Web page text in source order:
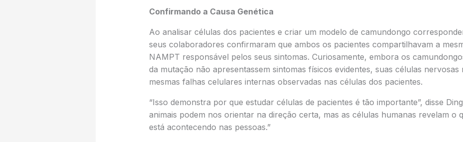
Confirmando a Causa Genética
Ao analisar células dos pacientes e criar um modelo de camundongo
seus colaboradores confirmaram que ambos os pacientes compartilhavam a
NAMPT responsável pelos seus sintomas. Curiosamente, embora os
da mutação não apresentassem sintomas físicos evidentes, suas células nervosas
mesmas falhas celulares internas observadas nas células dos pacientes.
“Isso demonstra por que estudar células de pacientes é tão importante”, disse
animais podem nos orientar na direção certa, mas as células humanas revelam o
está acontecendo nas pessoas.”